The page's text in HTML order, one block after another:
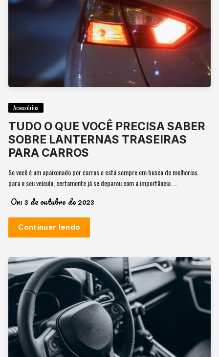
Acessórios
TUDO O QUE VOCÊ PRECISA SABER
SOBRE LANTERNAS TRASEIRAS
PARA CARROS
Se você é um apaixonado por carros e está sempre em busca de melhorias
para o seu veículo, certamente já se deparou com a importância ….
On:3 de outubro de 2023
Continuar lendo